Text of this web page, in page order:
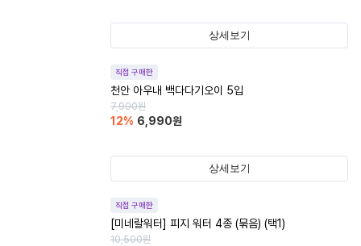
상세보기
직접 구매한
천안 아우내 백다다기오이 5입
7,990원
12% 6,990원
상세보기
직접 구매한
[미네랄워터] 피지 워터 4종 (묶음) (택1)
10,500원